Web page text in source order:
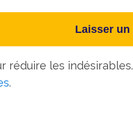
réduire les indésirables.
.